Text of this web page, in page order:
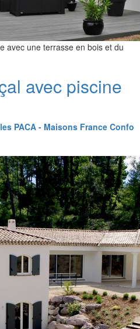
avec une terrasse en bois et du
avec piscine
PACA - Maisons France Confo